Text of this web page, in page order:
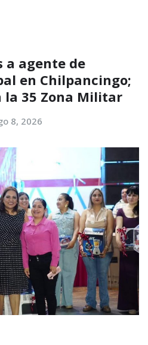
a agente de
en Chilpancingo;
la 35 Zona Militar
8, 2026